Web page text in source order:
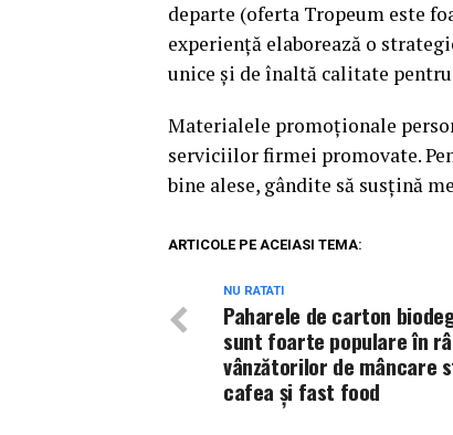
departe (oferta Tropeum este
experiență elaborează o
unice și de înaltă calitate
Materialele promoționale
serviciilor firmei promovate.
bine alese, gândite să susțină
ARTICOLE PE ACEIASI TEMA:
NU RATATI
Paharele de carton
sunt foarte populare în
vânzătorilor de mâncare
cafea și fast food